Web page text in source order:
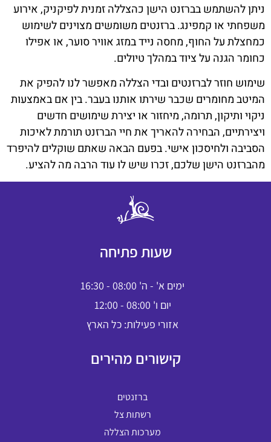
ניתן להשתמש בברזנט הישן כהצללה זמנית לפיקניק, אירוע
משפחתי או קמפינג. ברזנטים משומשים מצוינים לשימוש
כמחצלת על החוף, מחסה נייד במזג אוויר סוער, או אפילו
כחומר הגנה על ציוד במהלך טיולים.
שימוש חוזר לברזנטים ובדי הצללה מאפשר לנו להפיק את
המיטב מחומרים שכבר שירתו אותנו בעבר. בין אם באמצעות
ניקוי ותיקון, תרומה, מיחזור או יצירת שימושים חדשים
ויצירתיים, הבחירה להאריך את חיי הברזנט תורמת לאיכות
הסביבה ולחיסכון אישי. בפעם הבאה שאתם שוקלים להיפרד
מהברזנט הישן שלכם, זכרו שיש לו עוד הרבה מה להציע.
שעות פתיחה
ימים א' - ה' 08:00 - 16:30
יום ו' 08:00 - 12:00
אזורי פעילות: כל הארץ
קישורים מהירים
ברזנטים
רשתות צל
מערכות הצללה